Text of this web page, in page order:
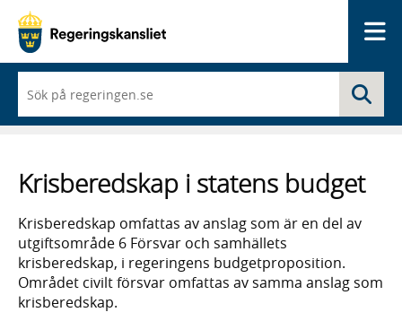
du
börjar
skriva
en
lista
med
sökförslag
Krisberedskap i statens budget
Krisberedskap omfattas av anslag som är en del av
utgiftsområde 6 Försvar och samhällets
krisberedskap, i regeringens budgetproposition.
Området civilt försvar omfattas av samma anslag som
krisberedskap.